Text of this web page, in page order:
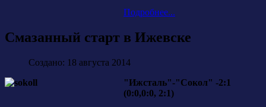
Подробнее...
Смазанный старт в Ижевске
Создано: 18 августа 2014
"Ижсталь"-"Сокол" -2:1
(0:0,0:0, 2:1)